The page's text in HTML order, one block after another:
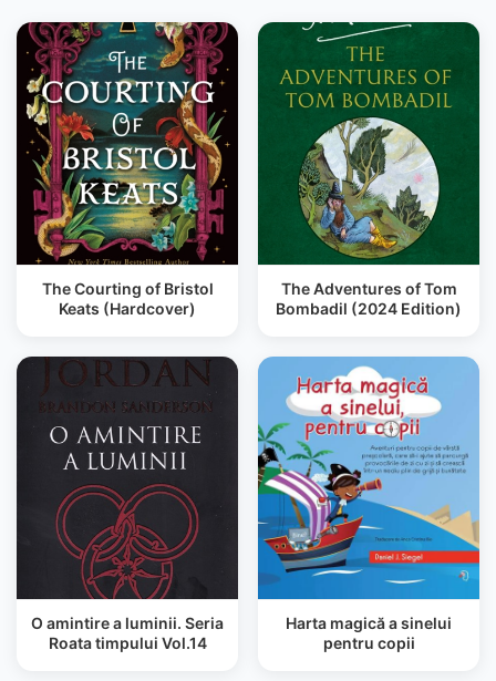
The Courting of Bristol
Keats (Hardcover)
The Adventures of Tom
Bombadil (2024 Edition)
O amintire a luminii. Seria
Roata timpului Vol.14
Harta magică a sinelui
pentru copii